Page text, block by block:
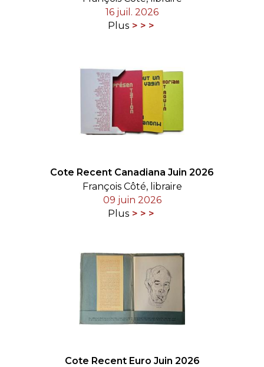
16 juil. 2026
Plus
Cote Recent Canadiana Juin 2026
François Côté, libraire
09 juin 2026
Plus
Cote Recent Euro Juin 2026